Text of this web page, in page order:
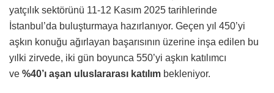
yatçılık sektörünü 11-12 Kasım 2025 tarihlerinde
İstanbul’da buluşturmaya hazırlanıyor. Geçen yıl 450’yi
aşkın konuğu ağırlayan başarısının üzerine inşa edilen bu
yılki zirvede, iki gün boyunca 550’yi aşkın katılımcı
ve %40’ı aşan uluslararası katılım bekleniyor.